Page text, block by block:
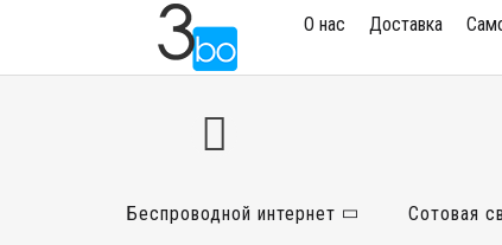
О нас Доставка
Беспроводной интернет Сотовая